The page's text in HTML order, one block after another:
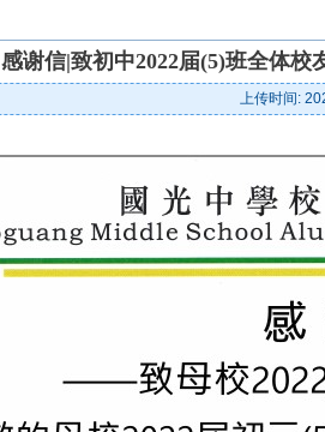
感谢信|致初中2022届(5)班全体
上传时间: